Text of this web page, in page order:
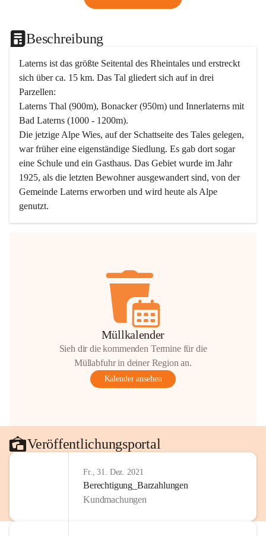
Beschreibung
Laterns ist das größte Seitental des Rheintales und erstreckt
sich über ca. 15 km. Das Tal gliedert sich auf in drei
Parzellen:
Laterns Thal (900m), Bonacker (950m) und Innerlaterns mit
Bad Laterns (1000 - 1200m).
Die jetzige Alpe Wies, auf der Schattseite des Tales gelegen,
war früher eine eigenständige Siedlung. Es gab dort sogar
eine Schule und ein Gasthaus. Das Gebiet wurde im Jahr
1925, als die letzten Bewohner ausgewandert sind, von der
Gemeinde Laterns erworben und wird heute als Alpe
genutzt.
Müllkalender
Sieh dir die kommenden Termine für die
Müllabfuhr in deiner Region an.
Kalender ansehen
Veröffentlichungsportal
Fr., 31. Dez. 2021
Berechtigung_Barzahlungen
Kundmachungen